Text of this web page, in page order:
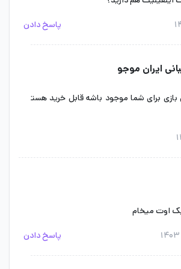
با بازی‌های پلتفرم موبایل ندارد. در این بازی
شوتر به‌گونه‌ای بسیار جذاب طراحی‌شده‌اند.
بی‌نظیری از این بازی را به شما می‌بخشد.
پاسخ دادن
ایران موجو
بازی برای شما موجود باشه قابل خرید هست
اوت میخام
پاسخ دادن